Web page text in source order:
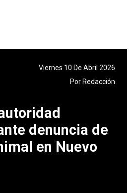
Viernes 10 De Abril 2026
Por Redacción
denuncia de
en Nuevo